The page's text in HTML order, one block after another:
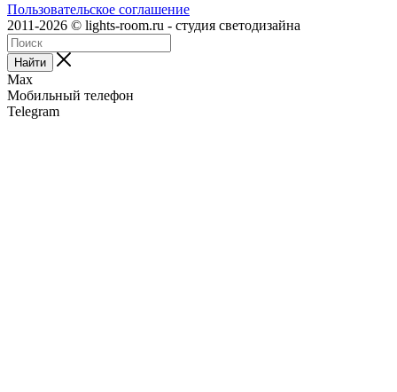
Пользовательское соглашение
2011-2026 © lights-room.ru - студия светодизайна
Найти
Max
Мобильный телефон
Telegram